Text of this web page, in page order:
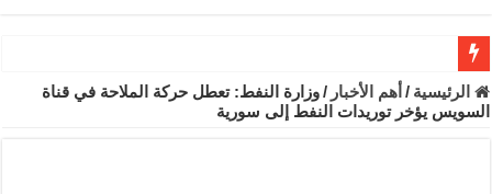
الأمن الداخلي يعثر على مقبرة جماعية في ريف اللاذقية تضم 9 جثامين
الوزير الشيباني يبحث في باريس تعزيز الاستقرار في سوريا
الرئيسية / أهم الأخبار /وزارة النفط: تعطل حركة الملاحة في قناة
السويس يؤخر توريدات النفط إلى سورية